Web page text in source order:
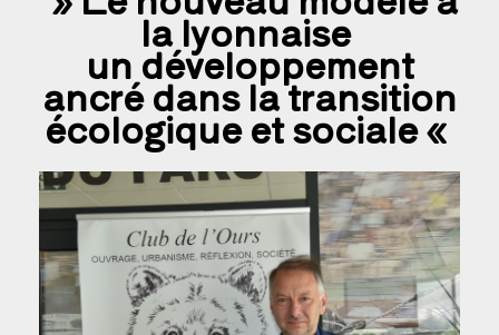
la lyonnaise
un développement
ancré dans la transition
écologique et sociale «